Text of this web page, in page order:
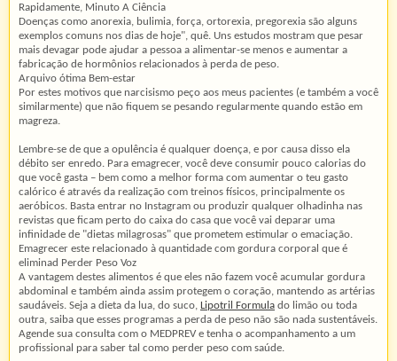
Rapidamente, Minuto A Ciência
Doenças como anorexia, bulimia, força, ortorexia, pregorexia são alguns
exemplos comuns nos dias de hoje", quê. Uns estudos mostram que pesar
mais devagar pode ajudar a pessoa a alimentar-se menos e aumentar a
fabricação de hormônios relacionados à perda de peso.
Arquivo ótima Bem-estar
Por estes motivos que narcisismo peço aos meus pacientes (e também a você
similarmente) que não fiquem se pesando regularmente quando estão em
magreza.
Lembre-se de que a opulência é qualquer doença, e por causa disso ela
débito ser enredo. Para emagrecer, você deve consumir pouco calorias do
que você gasta – bem como a melhor forma com aumentar o teu gasto
calórico é através da realização com treinos físicos, principalmente os
aeróbicos. Basta entrar no Instagram ou produzir qualquer olhadinha nas
revistas que ficam perto do caixa do casa que você vai deparar uma
infinidade de "dietas milagrosas" que prometem estimular o emaciação.
Emagrecer este relacionado à quantidade com gordura corporal que é
eliminad Perder Peso Voz
A vantagem destes alimentos é que eles não fazem você acumular gordura
abdominal e também ainda assim protegem o coração, mantendo as artérias
saudáveis. Seja a dieta da lua, do suco, Lipotril Formula do limão ou toda
outra, saiba que esses programas a perda de peso não são nada sustentáveis.
Agende sua consulta com o MEDPREV e tenha o acompanhamento a um
profissional para saber tal como perder peso com saúde.